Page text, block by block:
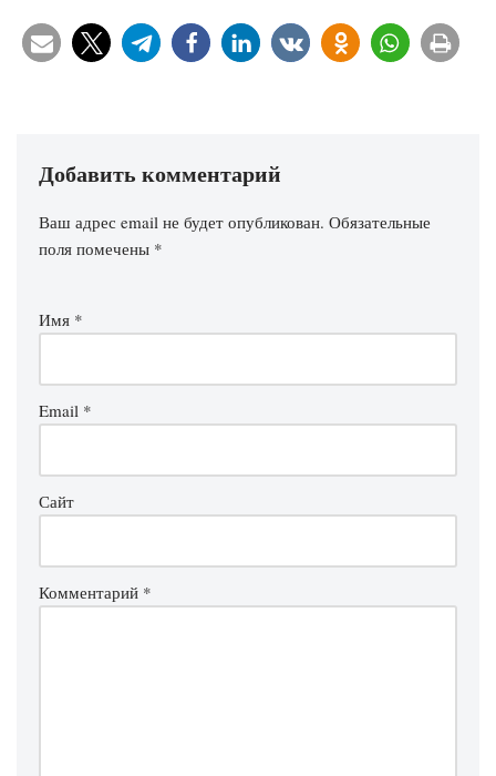
Добавить комментарий
Ваш адрес email не будет опубликован. Обязательные
поля помечены *
Имя *
Email *
Сайт
Комментарий *